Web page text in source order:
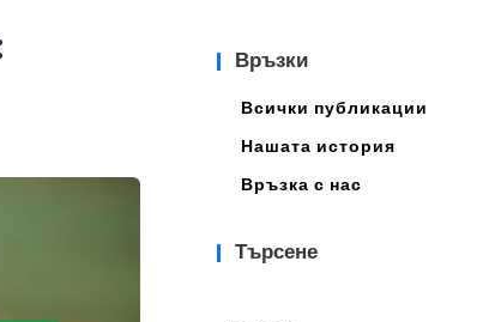
Връзки
Всички публикации
Нашата история
Връзка с нас
Търсене